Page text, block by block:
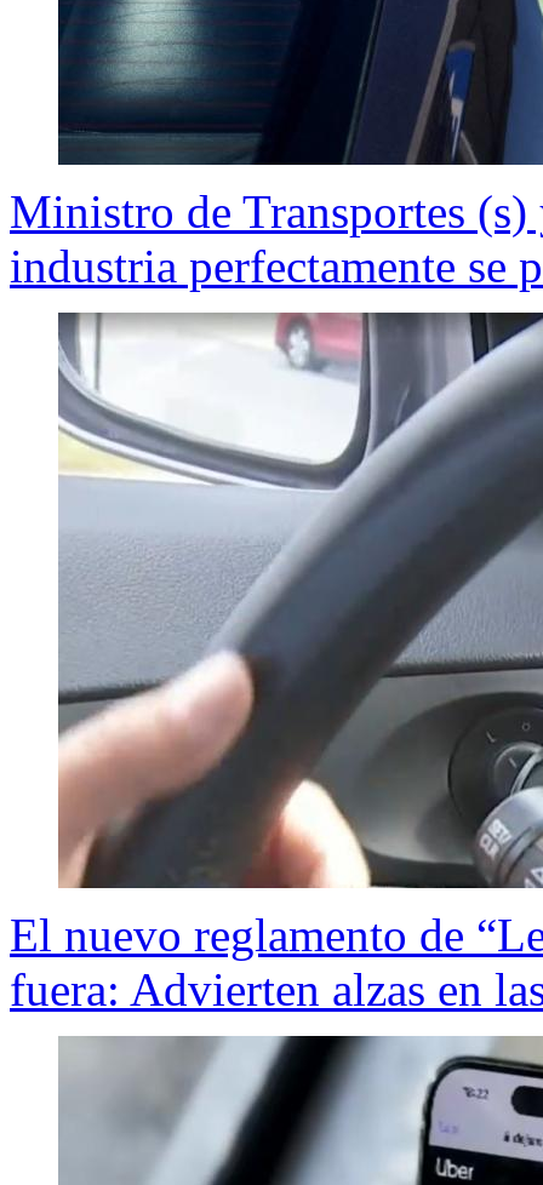
Ministro de Transportes
industria perfectamente se
El nuevo reglamento de
fuera: Advierten alzas en